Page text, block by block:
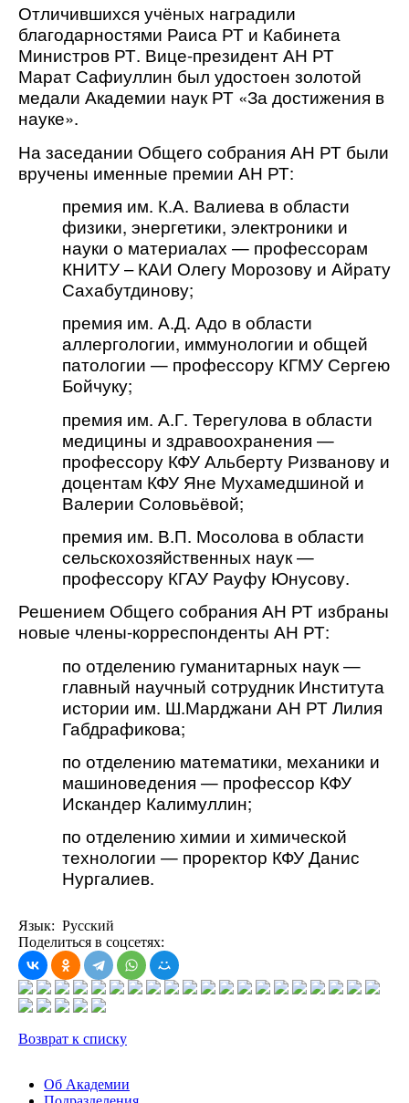
Отличившихся учёных наградили
благодарностями Раиса РТ и Кабинета
Министров РТ. Вице-президент АН РТ
Марат Сафиуллин был удостоен золотой
медали Академии наук РТ «За достижения в
науке».
На заседании Общего собрания АН РТ были
вручены именные премии АН РТ:
премия им. К.А. Валиева в области
физики, энергетики, электроники и
науки о материалах — профессорам
КНИТУ – КАИ Олегу Морозову и Айрату
Сахабутдинову;
премия им. А.Д. Адо в области
аллергологии, иммунологии и общей
патологии — профессору КГМУ Сергею
Бойчуку;
премия им. А.Г. Терегулова в области
медицины и здравоохранения —
профессору КФУ Альберту Ризванову и
доцентам КФУ Яне Мухамедшиной и
Валерии Соловьёвой;
премия им. В.П. Мосолова в области
сельскохозяйственных наук —
профессору КГАУ Рауфу Юнусову.
Решением Общего собрания АН РТ избраны
новые члены-корреспонденты АН РТ:
по отделению гуманитарных наук —
главный научный сотрудник Института
истории им. Ш.Марджани АН РТ Лилия
Габдрафикова;
по отделению математики, механики и
машиноведения — профессор КФУ
Искандер Калимуллин;
по отделению химии и химической
технологии — проректор КФУ Данис
Нургалиев.
Язык: Русский
Поделиться в соцсетях:
Возврат к списку
Об Академии